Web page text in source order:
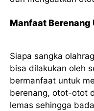
Manfaat Berenang
Siapa sangka
bisa dilakukan oleh
bermanfaat untuk
berenang, otot-otot
lemas sehingga